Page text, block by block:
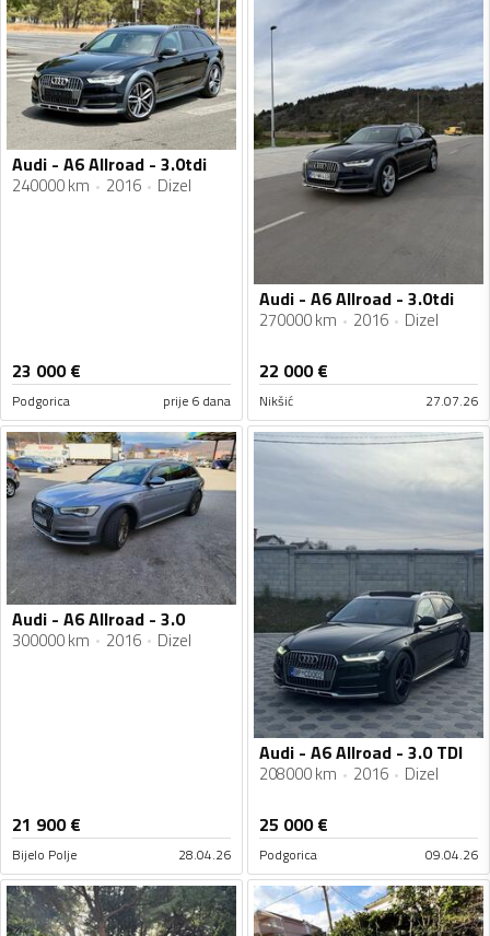
Audi - A6 Allroad - 3.0tdi
240000 km 2016 Dizel
23 000€
Podgorica prije 6 dana
Audi - A6 Allroad - 3.0tdi
270000 km 2016 Dizel
22 000€
Nikšić 27.07.26
Audi - A6 Allroad - 3.0
300000 km 2016 Dizel
21 900€
Bijelo Polje 28.04.26
Audi - A6 Allroad - 3.0 TDI
208000 km 2016 Dizel
25 000€
Podgorica 09.04.26